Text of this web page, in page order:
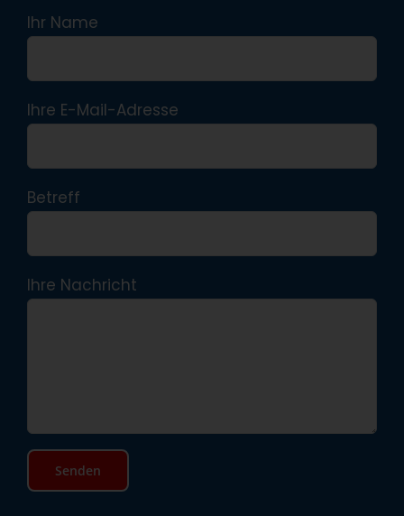
Ihr Name
Ihre E-Mail-Adresse
Betreff
Ihre Nachricht